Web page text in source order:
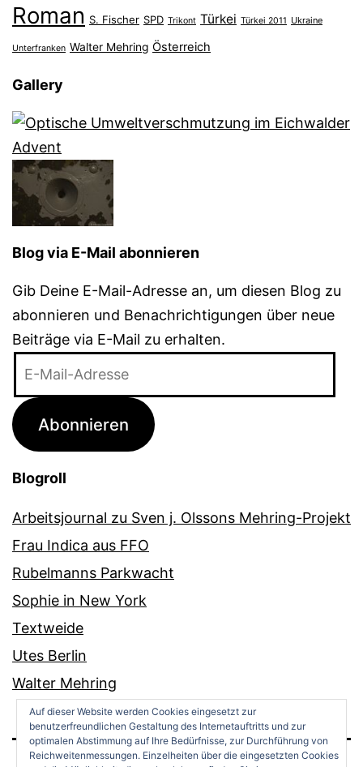
Roman S. Fischer SPD Trikont Türkei Türkei 2011 Ukraine
Unterfranken Walter Mehring Österreich
Gallery
Blog via E-Mail abonnieren
Gib Deine E-Mail-Adresse an, um diesen Blog zu
abonnieren und Benachrichtigungen über neue
Beiträge via E-Mail zu erhalten.
Adresse
Abonnieren
Blogroll
Arbeitsjournal zu Sven j. Olssons Mehring-Projekt
Frau Indica aus FFO
Rubelmanns Parkwacht
Sophie in New York
Textweide
Utes Berlin
Walter Mehring
Auf dieser Website werden Cookies eingesetzt zur
benutzerfreundlichen Gestaltung des Internetauftritts und zur
optimalen Abstimmung auf Ihre Bedürfnisse, zur Durchführung von
Reichweitenmessungen. Einzelheiten über die eingesetzten Cookies